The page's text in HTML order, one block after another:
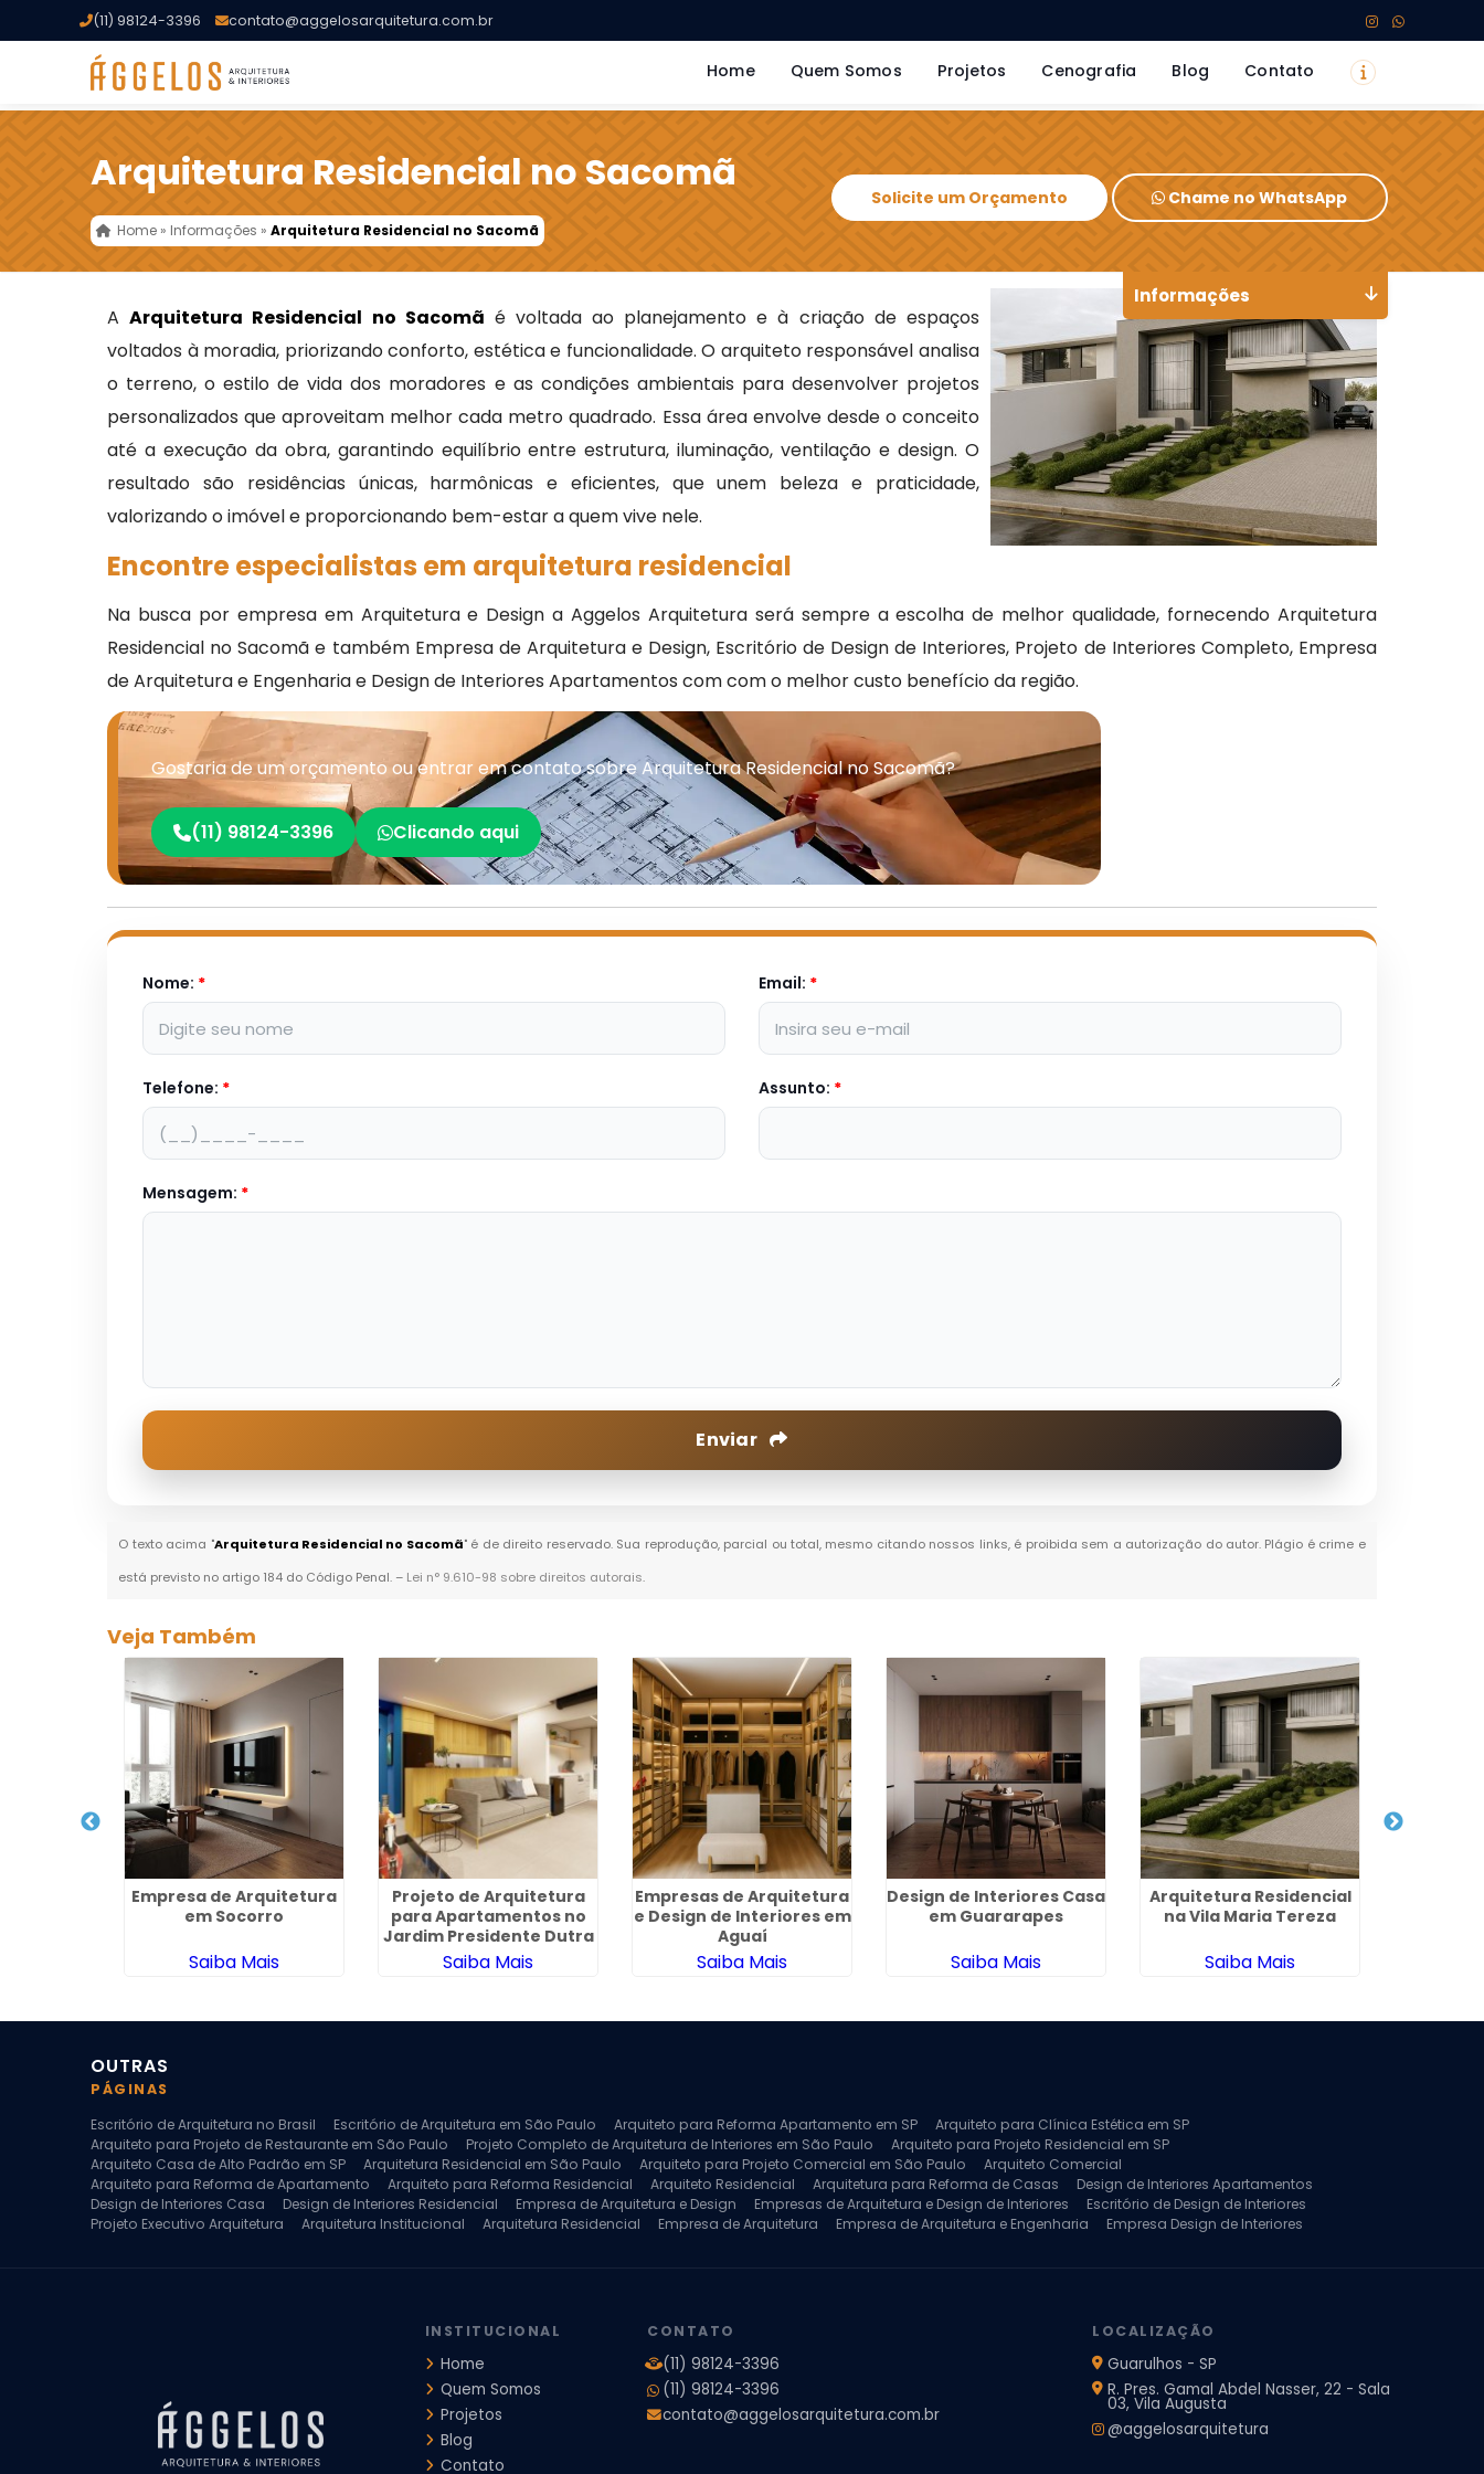
(11) 98124-3396 contato@aggelosarquitetura.com.br
Home Quem Somos Projetos Cenografia Blog Contato
Arquitetura Residencial no Sacomã
Home » Informações »Arquitetura Residencial no Sacomã
Solicite um Orçamento Chame no WhatsApp
AArquitetura Residencial no Sacomã é voltada ao planejamento e à criação de espaços
voltados à moradia, priorizando conforto, estética e funcionalidade. O arquiteto responsável analisa
o terreno, o estilo de vida dos moradores e as condições ambientais para desenvolver projetos
personalizados que aproveitam melhor cada metro quadrado. Essa área envolve desde o conceito
até a execução da obra, garantindo equilíbrio entre estrutura, iluminação, ventilação e design. O
resultado são residências únicas, harmônicas e eficientes, que unem beleza e praticidade,
valorizando o imóvel e proporcionando bem-estar a quem vive nele.
Encontre especialistas em arquitetura residencial
Na busca por empresa em Arquitetura e Design a Aggelos Arquitetura será sempre a escolha de melhor qualidade, fornecendo Arquitetura
Residencial no Sacomã e também Empresa de Arquitetura e Design, Escritório de Design de Interiores, Projeto de Interiores Completo, Empresa
de Arquitetura e Engenharia e Design de Interiores Apartamentos com com o melhor custo benefício da região.
Gostaria de um orçamento ou entrar em contato sobre Arquitetura Residencial no Sacomã?
(11) 98124-3396 Clicando aqui
Nome: * Email: *
Telefone: * Assunto: *
Mensagem: *
Enviar
O texto acima "Arquitetura Residencial no Sacomã" é de direito reservado. Sua reprodução, parcial ou total, mesmo citando nossos links, é proibida sem a autorização do autor. Plágio é crime e
está previsto no artigo 184 do Código Penal. – Lei n° 9.610-98 sobre direitos autorais.
Informações
Veja Também
Empresa de Arquitetura
em Socorro
Saiba Mais
Projeto de Arquitetura
para Apartamentos no
Jardim Presidente Dutra
Saiba Mais
Empresas de Arquitetura
e Design de Interiores em
Aguaí
Saiba Mais
Design de Interiores Casa
em Guararapes
Saiba Mais
Arquitetura Residencial
na Vila Maria Tereza
Saiba Mais
OUTRAS
PÁGINAS
Escritório de Arquitetura no Brasil
Escritório de Arquitetura em São Paulo Arquiteto para Reforma Apartamento em SP
Arquiteto para Clínica Estética em SP
Arquiteto para Projeto de Restaurante em São Paulo
Projeto Completo de Arquitetura de Interiores em São Paulo
Arquiteto para Projeto Residencial em SP
Arquiteto Casa de Alto Padrão em SP
Arquitetura Residencial em São Paulo Arquiteto para Projeto Comercial em São Paulo
Arquiteto Comercial
Arquiteto para Reforma de Apartamento
Arquiteto para Reforma Residencial Arquiteto Residencial Arquitetura para Reforma de Casas
Design de Interiores Apartamentos
Design de Interiores Casa
Design de Interiores Residencial Empresa de Arquitetura e Design Empresas de Arquitetura e Design de Interiores
Escritório de Design de Interiores
Projeto Executivo Arquitetura
Arquitetura Institucional Arquitetura Residencial Empresa de Arquitetura Empresa de Arquitetura e Engenharia
Empresa Design de Interiores
INSTITUCIONAL
Home
Quem Somos
Projetos
Blog
Contato
CONTATO
(11) 98124-3396
(11) 98124-3396
contato@aggelosarquitetura.com.br
LOCALIZAÇÃO
Guarulhos - SP
R. Pres. Gamal Abdel Nasser, 22 - Sala
03, Vila Augusta
@aggelosarquitetura